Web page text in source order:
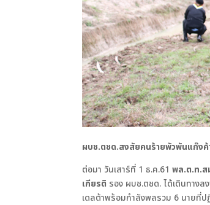
ผบช.ตชด.สงสัยคนร้ายพัวพันแก๊งค้
ต่อมา วันเสาร์ที่ 1 ธ.ค.61พล.ต.ท.ส
เกียรติ รอง ผบช.ตชด. ได้เดินทาง
เดลต้าพร้อมกำลังพลรวม 6 นายที่